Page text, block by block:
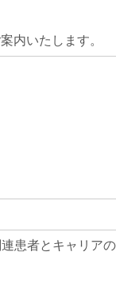
内いたします。
患者とキャリアの